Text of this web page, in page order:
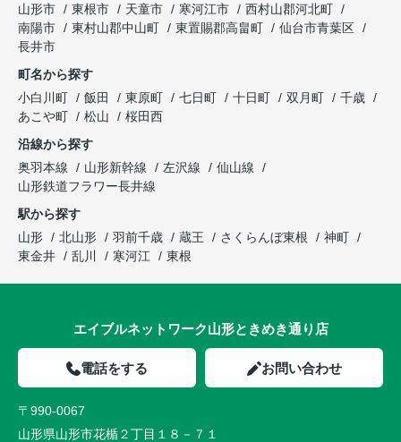
山形市
東根市 天童市 寒河江市
西村山郡河北町
南陽市
東村山郡中山町 東置賜郡高畠町
仙台市青葉区
長井市
町名から探す
小白川町
飯田 東原町 七日町 十日町 双月町
千歳
あこや町
松山
桜田西
沿線から探す
奥羽本線
山形新幹線 左沢線
仙山線
山形鉄道フラワー長井線
駅から探す
山形
北山形 羽前千歳 蔵王 さくらんぼ東根
神町
東金井
乱川 寒河江 東根
エイブルネットワーク山形ときめき通り店
電話をする お問い合わせ
〒990-0067
山形県山形市花楯２丁目１８－７１